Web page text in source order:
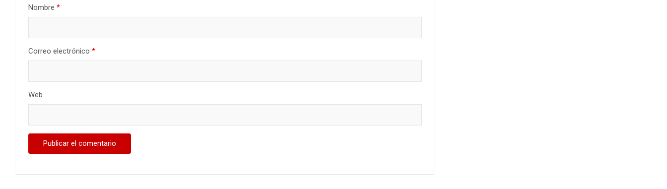
Nombre *
Correo electrónico *
Web